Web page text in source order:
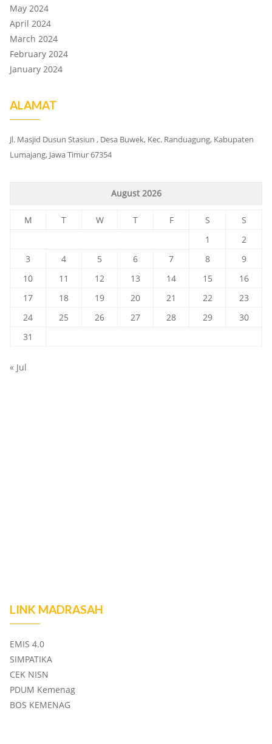
May 2024
April 2024
March 2024
February 2024
January 2024
ALAMAT
Jl. Masjid Dusun Stasiun , Desa Buwek, Kec. Randuagung, Kabupaten
Lumajang, Jawa Timur 67354
August 2026
M T W T F S
S
1
2
3
4 5 6 7 8
9
10
11 12 13 14 15
16
17
18 19 20 21 22
23
24
25 26 27 28 29
30
31
« Jul
LINK MADRASAH
EMIS 4.0
SIMPATIKA
CEK NISN
PDUM Kemenag
BOS KEMENAG